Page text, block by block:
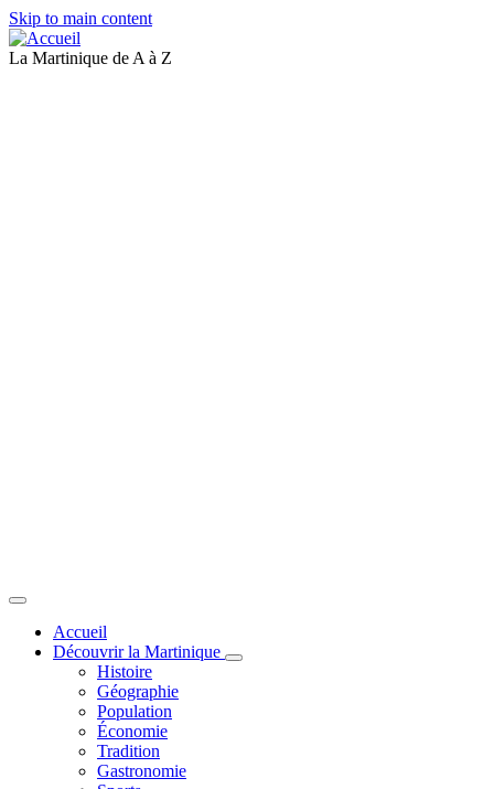
Skip to main content
La Martinique de A à Z
Accueil
Découvrir la Martinique
Toggle
Histoire
Géographie
Population
Économie
Tradition
Gastronomie